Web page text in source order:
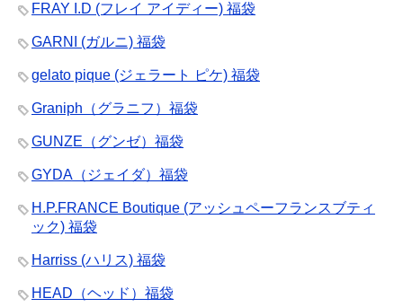
FRAY I.D (フレイ アイディー) 福袋
GARNI (ガルニ) 福袋
gelato pique (ジェラート ピケ) 福袋
Graniph（グラニフ）福袋
GUNZE（グンゼ）福袋
GYDA（ジェイダ）福袋
H.P.FRANCE Boutique (アッシュペーフランスブティ
ック) 福袋
Harriss (ハリス) 福袋
HEAD（ヘッド）福袋